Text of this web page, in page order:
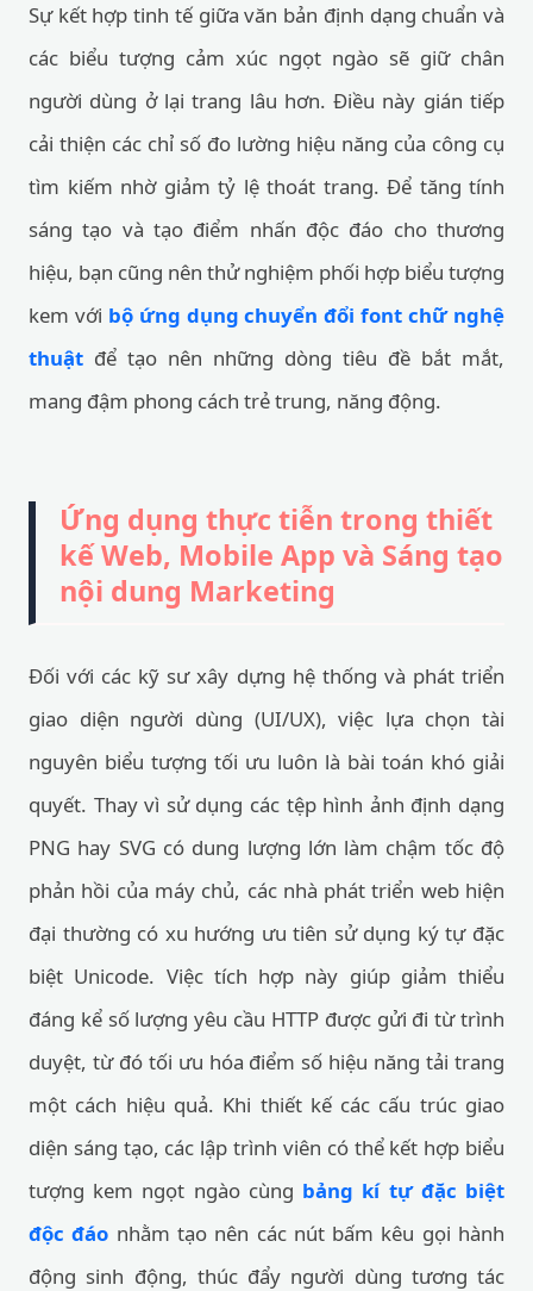
Sự kết hợp tinh tế giữa văn bản định dạng chuẩn và
các biểu tượng cảm xúc ngọt ngào sẽ giữ chân
người dùng ở lại trang lâu hơn. Điều này gián tiếp
cải thiện các chỉ số đo lường hiệu năng của công cụ
tìm kiếm nhờ giảm tỷ lệ thoát trang. Để tăng tính
sáng tạo và tạo điểm nhấn độc đáo cho thương
hiệu, bạn cũng nên thử nghiệm phối hợp biểu tượng
kem với bộ ứng dụng chuyển đổi font chữ nghệ
thuật để tạo nên những dòng tiêu đề bắt mắt,
mang đậm phong cách trẻ trung, năng động.
Ứng dụng thực tiễn trong thiết
kế Web, Mobile App và Sáng tạo
nội dung Marketing
Đối với các kỹ sư xây dựng hệ thống và phát triển
giao diện người dùng (UI/UX), việc lựa chọn tài
nguyên biểu tượng tối ưu luôn là bài toán khó giải
quyết. Thay vì sử dụng các tệp hình ảnh định dạng
PNG hay SVG có dung lượng lớn làm chậm tốc độ
phản hồi của máy chủ, các nhà phát triển web hiện
đại thường có xu hướng ưu tiên sử dụng ký tự đặc
biệt Unicode. Việc tích hợp này giúp giảm thiểu
đáng kể số lượng yêu cầu HTTP được gửi đi từ trình
duyệt, từ đó tối ưu hóa điểm số hiệu năng tải trang
một cách hiệu quả. Khi thiết kế các cấu trúc giao
diện sáng tạo, các lập trình viên có thể kết hợp biểu
tượng kem ngọt ngào cùng bảng kí tự đặc biệt
độc đáo nhằm tạo nên các nút bấm kêu gọi hành
động sinh động, thúc đẩy người dùng tương tác